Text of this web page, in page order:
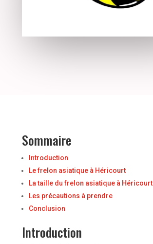
Sommaire
Introduction
Le frelon asiatique à Héricourt
La taille du frelon asiatique à Héricourt
Les précautions à prendre
Conclusion
Introduction